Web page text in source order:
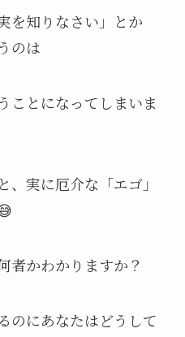
を知りなさい」とか
のは
ことになってしまいま
、実に厄介な「エゴ」
者かわかりますか？
のにあなたはどうして